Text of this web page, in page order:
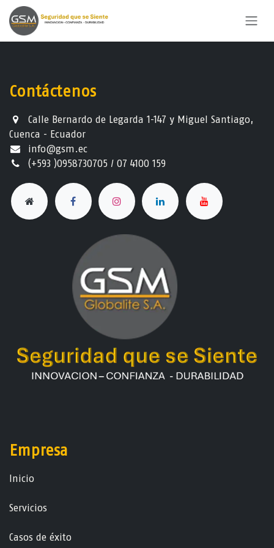
Ir al contenido
Contáctenos
Calle Bernardo de Legarda 1-147 y Miguel Santiago,
Cuenca - Ecuador
info@gsm.ec​
(+593 )0958730705 / 07 4100 159
Empresa
Ini​ci​o
Servicios
Casos de éxito